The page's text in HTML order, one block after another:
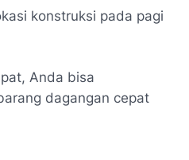
konstruksi pada pagi
Anda bisa
dagangan cepat